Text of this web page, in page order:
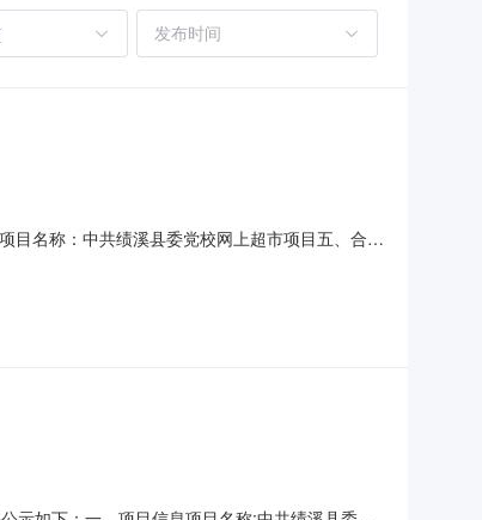
名称：中共绩溪县委党校网上超市项目五、合同
KFR-35GW(35563)